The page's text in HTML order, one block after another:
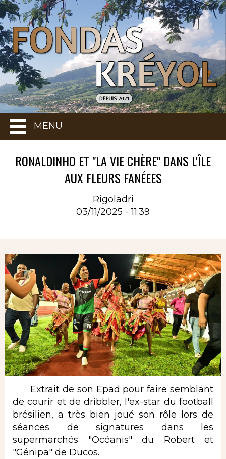
MENU
RONALDINHO ET "LA VIE CHÈRE" DANS L'ÎLE
AUX FLEURS FANÉEES
Rigoladri
03/11/2025 - 11:39
Extrait de son Epad pour faire semblant
de courir et de dribbler, l'ex-star du football
brésilien, a très bien joué son rôle lors de
séances de signatures dans les
supermarchés "Océanis" du Robert et
"Génipa" de Ducos.